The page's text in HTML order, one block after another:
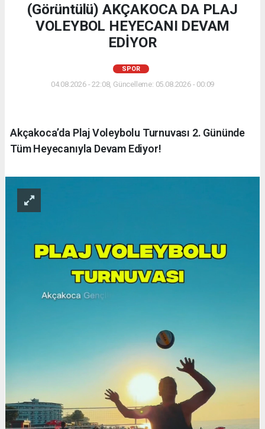
(Görüntülü) AKÇAKOCA DA PLAJ
VOLEYBOL HEYECANI DEVAM
EDİYOR
SPOR
04.08.2026 - 22:08, Güncelleme: 05.08.2026 - 00:09
Akçakoca’da Plaj Voleybolu Turnuvası 2. Gününde
Tüm Heyecanıyla Devam Ediyor!